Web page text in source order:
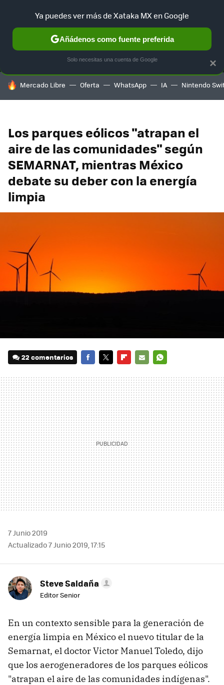
MENÚ NUEVO
GAMING HOME AUTO
HOY SE HABLA DE
Mercado Libre Oferta WhatsApp IA Nintendo
Los parques eólicos "atrapan el
aire de las comunidades" según
SEMARNAT, mientras México
debate su deber con la energía
limpia
22 comentarios
MAIL
7 Junio 2019
Actualizado 7 Junio 2019, 17:15
Steve Saldaña
Editor Senior
En un contexto sensible para la generación de
energía limpia en México el nuevo titular de la
Semarnat, el doctor Victor Manuel Toledo, dijo
que los aerogeneradores de los parques eólicos
"atrapan el aire de las comunidades indígenas".
×
Ya puedes ver más de Xataka MX en Google
Añádenos como fuente preferida
Solo necesitas una cuenta de Google